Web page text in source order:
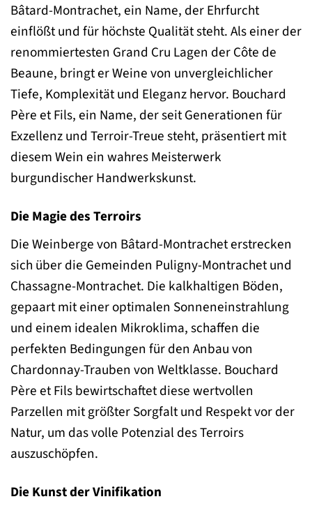
Bâtard-Montrachet, ein Name, der Ehrfurcht
einflößt und für höchste Qualität steht. Als einer der
renommiertesten Grand Cru Lagen der Côte de
Beaune, bringt er Weine von unvergleichlicher
Tiefe, Komplexität und Eleganz hervor. Bouchard
Père et Fils, ein Name, der seit Generationen für
Exzellenz und Terroir-Treue steht, präsentiert mit
diesem Wein ein wahres Meisterwerk
burgundischer Handwerkskunst.
Die Magie des Terroirs
Die Weinberge von Bâtard-Montrachet erstrecken
sich über die Gemeinden Puligny-Montrachet und
Chassagne-Montrachet. Die kalkhaltigen Böden,
gepaart mit einer optimalen Sonneneinstrahlung
und einem idealen Mikroklima, schaffen die
perfekten Bedingungen für den Anbau von
Chardonnay-Trauben von Weltklasse. Bouchard
Père et Fils bewirtschaftet diese wertvollen
Parzellen mit größter Sorgfalt und Respekt vor der
Natur, um das volle Potenzial des Terroirs
auszuschöpfen.
Die Kunst der Vinifikation